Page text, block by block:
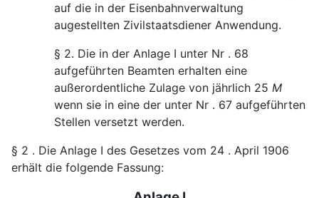
auf die in der Eisenbahnverwaltung
augestellten Zivilstaatsdiener Anwendung.
§ 2. Die in der Anlage I unter Nr . 68
aufgeführten Beamten erhalten eine
außerordentliche Zulage von jährlich 25 M
wenn sie in eine der unter Nr . 67 aufgeführten
Stellen versetzt werden.
§ 2 . Die Anlage I des Gesetzes vom 24 . April 1906
erhält die folgende Fassung: